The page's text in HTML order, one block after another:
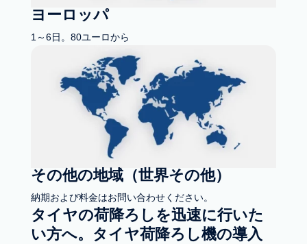
ヨーロッパ
1～6日。80ユーロから
その他の地域（世界その他）
納期および料金はお問い合わせください。
タイヤの荷降ろしを迅速に行いた
い方へ。タイヤ荷降ろし機の導入